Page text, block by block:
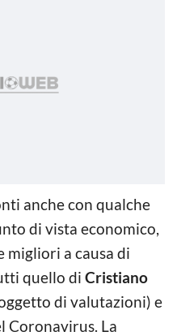
anche con qualche
di vista economico,
migliori a causa di
quello di Cristiano
di valutazioni) e
Coronavirus. La